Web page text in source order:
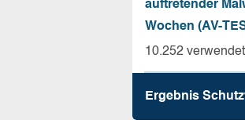
auftretender
Wochen (AV-
10.252
Ergebnis